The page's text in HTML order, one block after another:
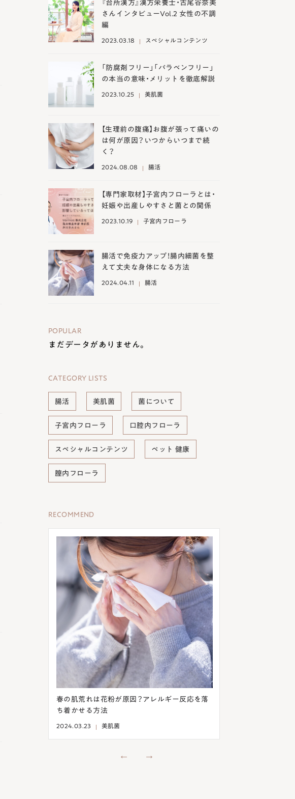
『台所漢方』漢方栄養士・古尾谷奈美
さんインタビューVol.2 女性の不調
編
2023.03.18 スペシャルコンテンツ
「防腐剤フリー」「パラベンフリー」
の本当の意味・メリットを徹底解説
2023.10.25 美肌菌
【生理前の腹痛】お腹が張って痛いの
は何が原因？いつからいつまで続
く？
2024.08.08 腸活
【専門家取材】子宮内フローラとは・
妊娠や出産しやすさと菌との関係
2023.10.19 子宮内フローラ
腸活で免疫力アップ！腸内細菌を整
えて丈夫な身体になる方法
2024.04.11 腸活
POPULAR
まだデータがありません。
CATEGORY LISTS
腸活 美肌菌 菌について
子宮内フローラ 口腔内フローラ
スペシャルコンテンツ ペット 健康
膣内フローラ
RECOMMEND
春の肌荒れは花粉が原因？アレルギー反応を落
ち着かせる方法
2024.03.23 美肌菌